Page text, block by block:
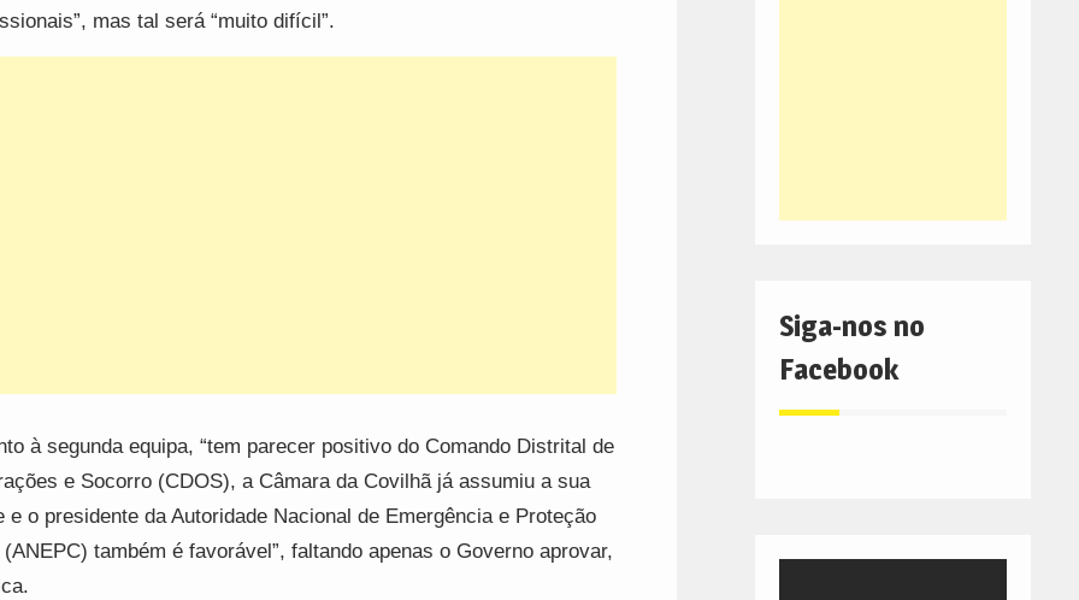
mas tal será “muito difícil”.
à segunda equipa, “tem parecer positivo do Comando Distrital de
e Socorro (CDOS), a Câmara da Covilhã já assumiu a sua
e o presidente da Autoridade Nacional de Emergência e Proteção
também é favorável”, faltando apenas o Governo aprovar,
Siga-nos no
Facebook